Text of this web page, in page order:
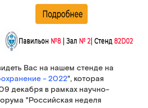
Вас на нашем стенде на
- 2022", которая
декабря в рамках научно-
"Российская неделя